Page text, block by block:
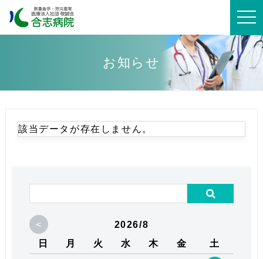
t
o
g
n
お知らせ
該当データが存在しません。
<
2026/8
日
月 火 水 木 金 土